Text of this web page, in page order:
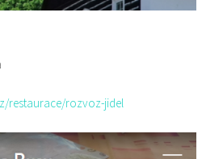
restaurace/rozvoz-jidel